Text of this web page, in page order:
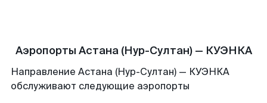
Аэропорты Астана (Нур-Султан) — КУЭНКА
Направление Астана (Нур-Султан) — КУЭНКА
обслуживают следующие аэропорты